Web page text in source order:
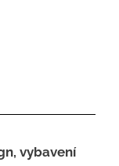
vybavení